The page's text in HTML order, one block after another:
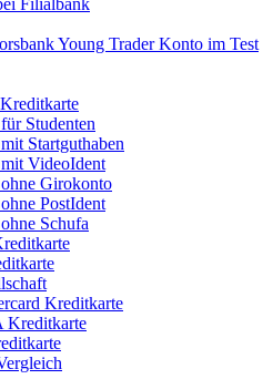
Filialbank
Young Trader Konto im Test
Studenten
Startguthaben
VideoIdent
Girokonto
PostIdent
Schufa
Kreditkarte
Kreditkarte